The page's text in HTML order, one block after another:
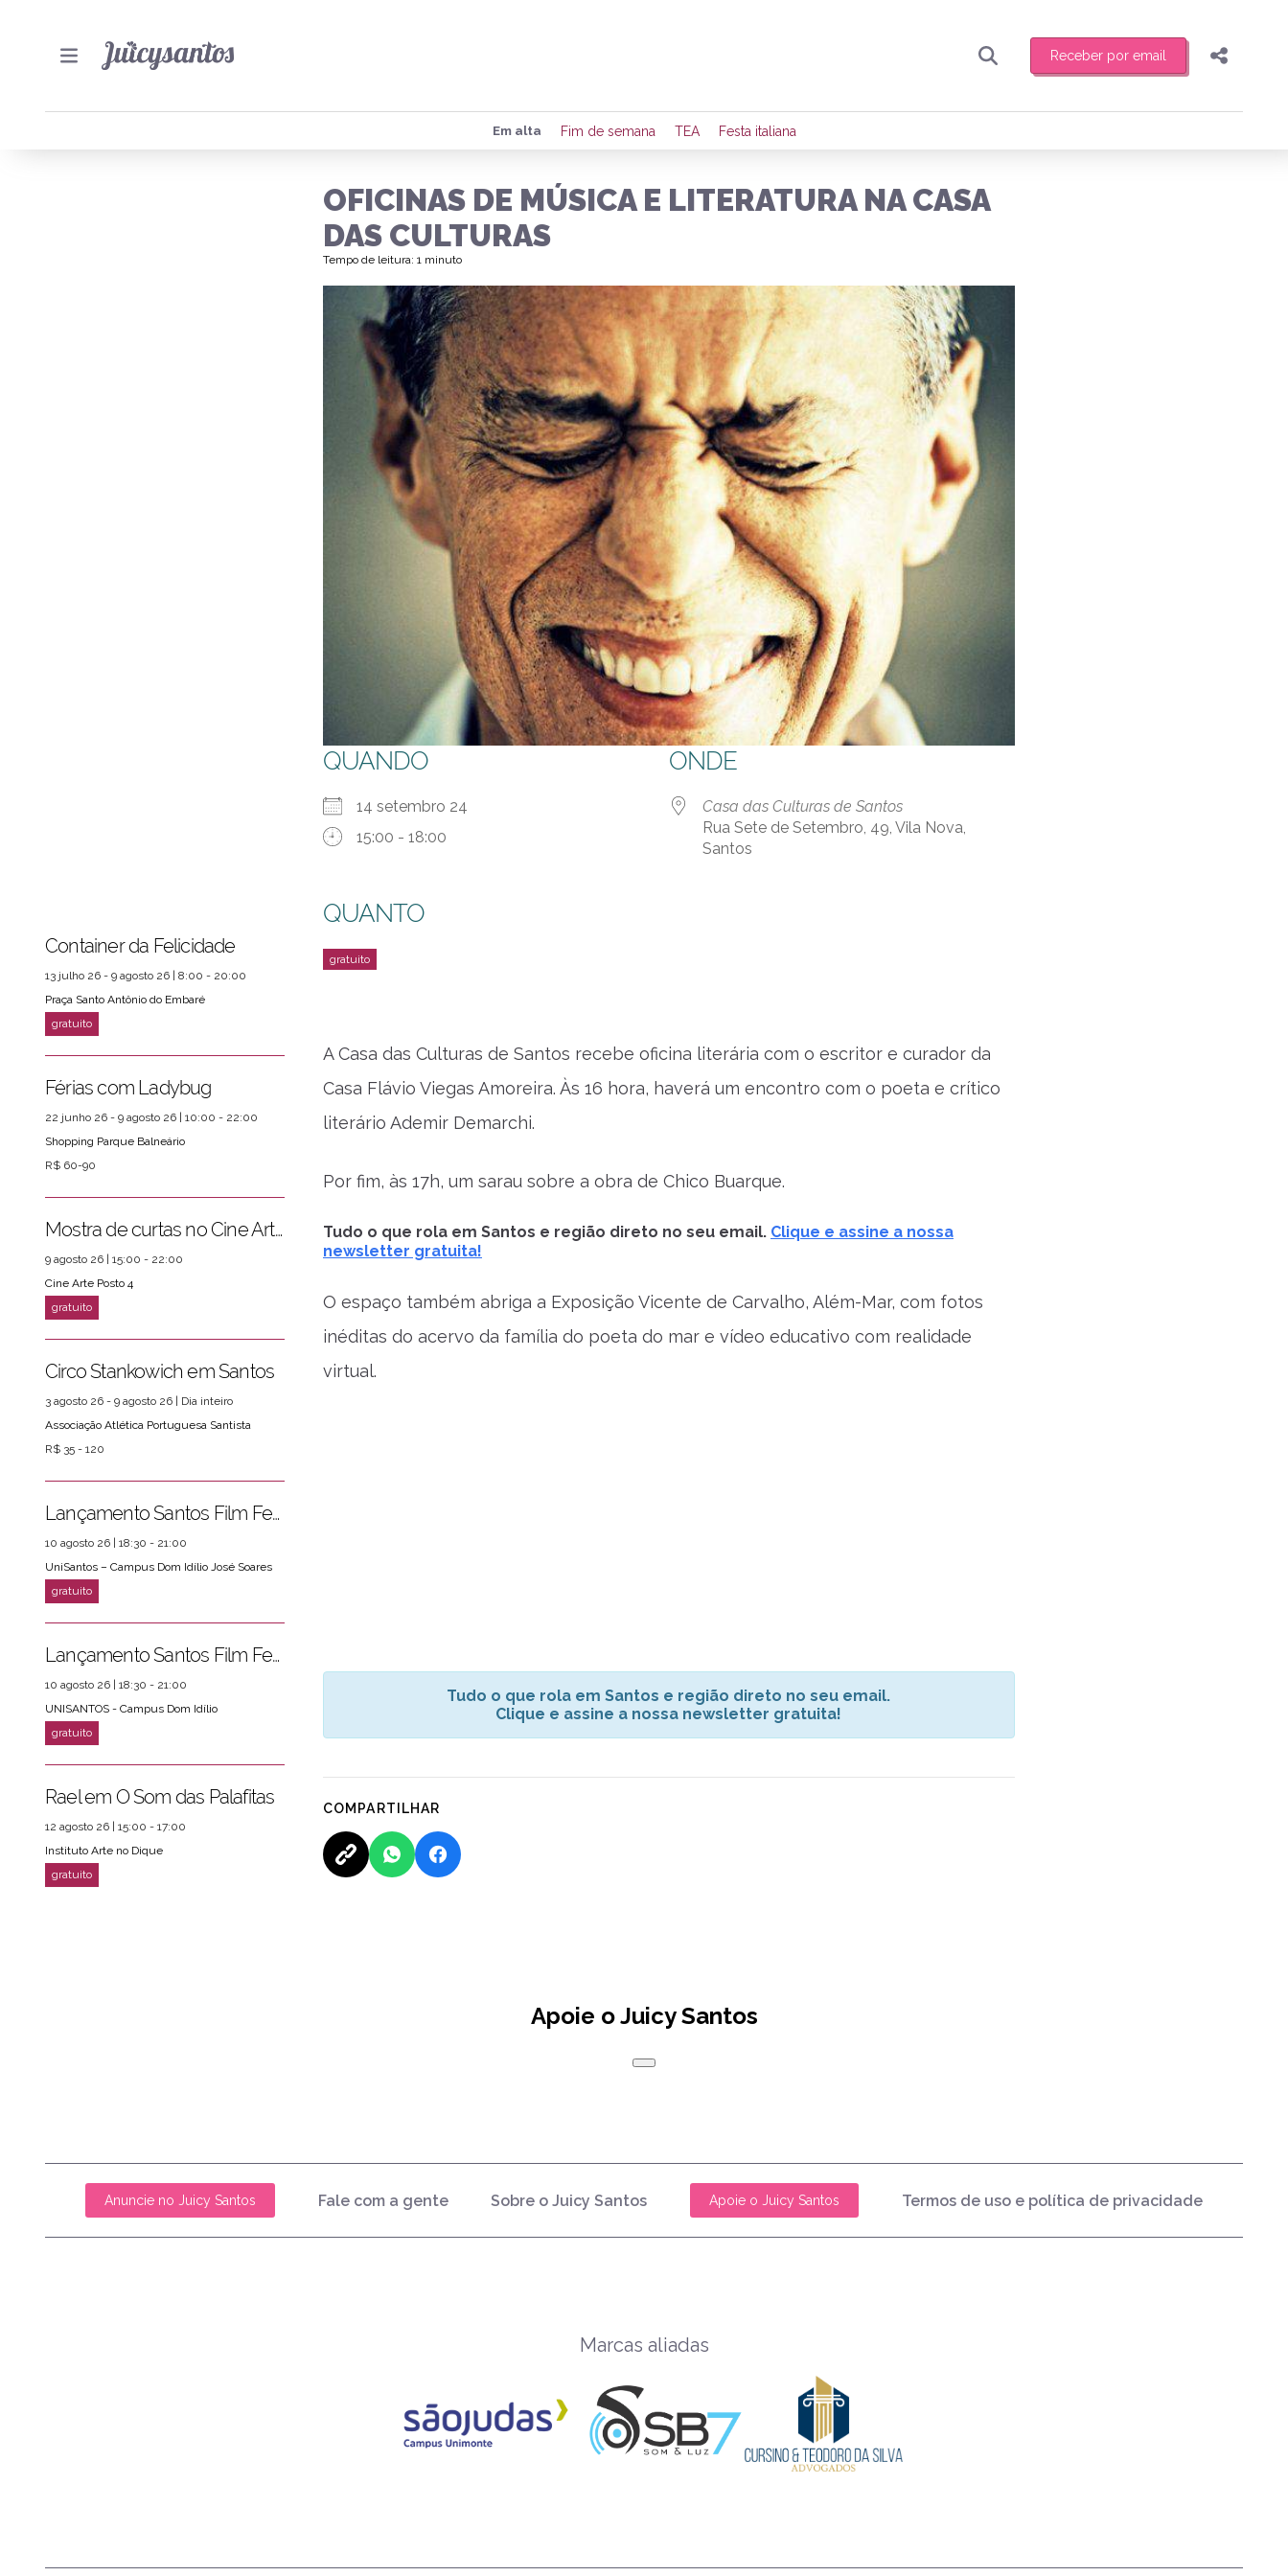
Receber por email
Preencha seus dados para receber toda sexta-feira de manhã o resumo
de eventos e notícias da região.
Compartilhar
Em alta Fim de semana TEA Festa italiana
OFICINAS DE MÚSICA E LITERATURA NA CASA
DAS CULTURAS
Tempo de leitura: 1 minuto
QUANDO
14 setembro 24
15:00 - 18:00
ONDE
Casa das Culturas de Santos
Rua Sete de Setembro, 49, Vila Nova,
Santos
QUANTO
A Casa das Culturas de Santos recebe oficina literária com o escritor e curador da
Casa Flávio Viegas Amoreira. Às 16 hora, haverá um encontro com o poeta e crítico
literário Ademir Demarchi.
Por fim, às 17h, um sarau sobre a obra de Chico Buarque.
Tudo o que rola em Santos e região direto no seu email. Clique e assine a nossa
newsletter gratuita!
O espaço também abriga a Exposição Vicente de Carvalho, Além-Mar, com fotos
inéditas do acervo da família do poeta do mar e vídeo educativo com realidade
virtual.
Tudo o que rola em Santos e região direto no seu email.
Clique e assine a nossa newsletter gratuita!
COMPARTILHAR
PRÓXIMOS EVENTOS
Container da Felicidade
13 julho 26 - 9 agosto 26 | 8:00 - 20:00
Praça Santo Antônio do Embaré
Férias com Ladybug
22 junho 26 - 9 agosto 26 | 10:00 - 22:00
Shopping Parque Balneário
R$ 60-90
Mostra de curtas no Cine Arte Posto 4
9 agosto 26 | 15:00 - 22:00
Cine Arte Posto 4
Circo Stankowich em Santos
3 agosto 26 - 9 agosto 26 | Dia inteiro
Associação Atlética Portuguesa Santista
R$ 35 - 120
Lançamento Santos Film Fest
10 agosto 26 | 18:30 - 21:00
UniSantos – Campus Dom Idílio José Soares
Lançamento Santos Film Fest
10 agosto 26 | 18:30 - 21:00
UNISANTOS - Campus Dom Idílio
Rael em O Som das Palafitas
12 agosto 26 | 15:00 - 17:00
Instituto Arte no Dique
Apoie o Juicy Santos
Anuncie no Juicy Santos Fale com a gente Sobre o Juicy Santos Apoie o Juicy Santos Termos de uso e política de privacidade
Marcas aliadas